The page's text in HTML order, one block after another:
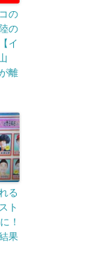
の
の
イ
離
る
ト
！
果